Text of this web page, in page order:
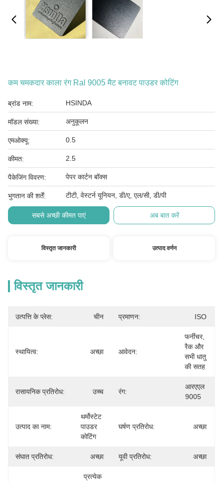
कम चमकदार काला रंग Ral 9005 मैट बनावट पाउडर कोटिंग
ब्रांड नाम: HSINDA
मॉडल संख्या: अनुकूलन
एमओक्यू: 0.5
कीमत: 2.5
पैकेजिंग विवरण: पेपर कार्टन बॉक्स
भुगतान की शर्तें: टीटी, वेस्टर्न यूनियन, डी/ए, एल/सी, डी/पी
सबसे अच्छी कीमत पाएं अब बात करें
विस्तृत जानकारी उत्पाद वर्णन
विस्तृत जानकारी
उत्पत्ति के प्लेस: चीन प्रमाणन: ISO
स्थायित्व: अच्छा आवेदन:
फर्नीचर,
रैक और
सभी धातु
की सतह
रासायनिक प्रतिरोध: उच्च रंग:
आरएएल
9005
उत्पाद का नाम:
थर्मोस्टेट
पाउडर
कोटिंग
घर्षण प्रतिरोध: अच्छा
संघात प्रतिरोध: अच्छा यूवी प्रतिरोध: अच्छा
प्रत्येक